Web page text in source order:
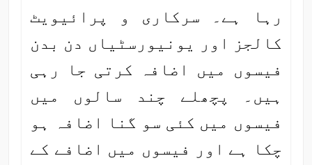
رہا ہے۔ سرکاری و پرائیویٹ
کالجز اور یونیورسٹیاں دن بدن
فیسوں میں اضافہ کرتی جا رہی
ہیں۔ پچھلے چند سالوں میں
فیسوں میں کئی سو گنا اضافہ ہو
چکا ہے اور فیسوں میں اضافے کے